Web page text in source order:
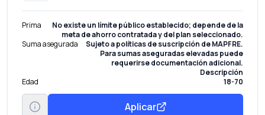
Prima
No existe un límite público establecido; depende de la
meta de ahorro contratada y del plan seleccionado.
Suma asegurada
Sujeto a políticas de suscripción de MAPFRE.
Para sumas aseguradas elevadas puede
requerirse documentación adicional.
Descripción
Edad
18-70
Aplicar